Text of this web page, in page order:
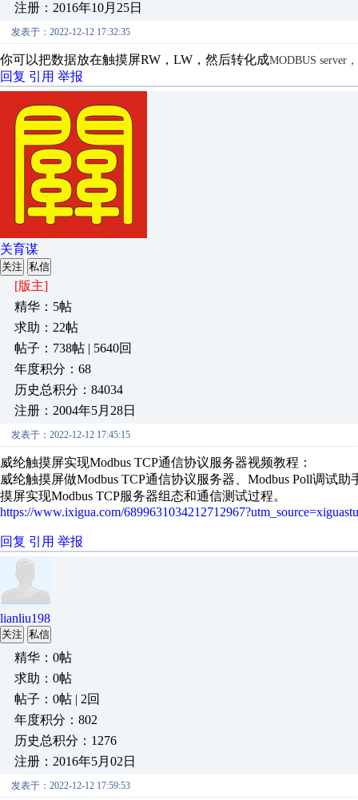
注册：2016年10月25日
发表于：2022-12-12 17:32:35
你可以把数据放在触摸屏RW，LW，然后转化成MODBUS server
回复 引用 举报
关育谋
关注 私信
[版主]
精华：5帖
求助：22帖
帖子：738帖 | 5640回
年度积分：68
历史总积分：84034
注册：2004年5月28日
发表于：2022-12-12 17:45:15
威纶触摸屏实现Modbus TCP通信协议服务器视频教程：
威纶触摸屏做Modbus TCP通信协议服务器、Modbus Poll调试
摸屏实现Modbus TCP服务器组态和通信测试过程。
https://www.ixigua.com/
回复 引用 举报
lianliu198
关注 私信
精华：0帖
求助：0帖
帖子：0帖 | 2回
年度积分：802
历史总积分：1276
注册：2016年5月02日
发表于：2022-12-12 17:59:53